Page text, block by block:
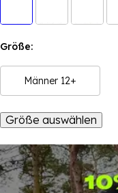
Größe:
Männer 12+
Größe auswählen